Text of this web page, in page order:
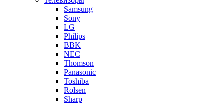
Samsung
Sony
LG
Philips
BBK
NEC
Thomson
Panasonic
Toshiba
Rolsen
Sharp